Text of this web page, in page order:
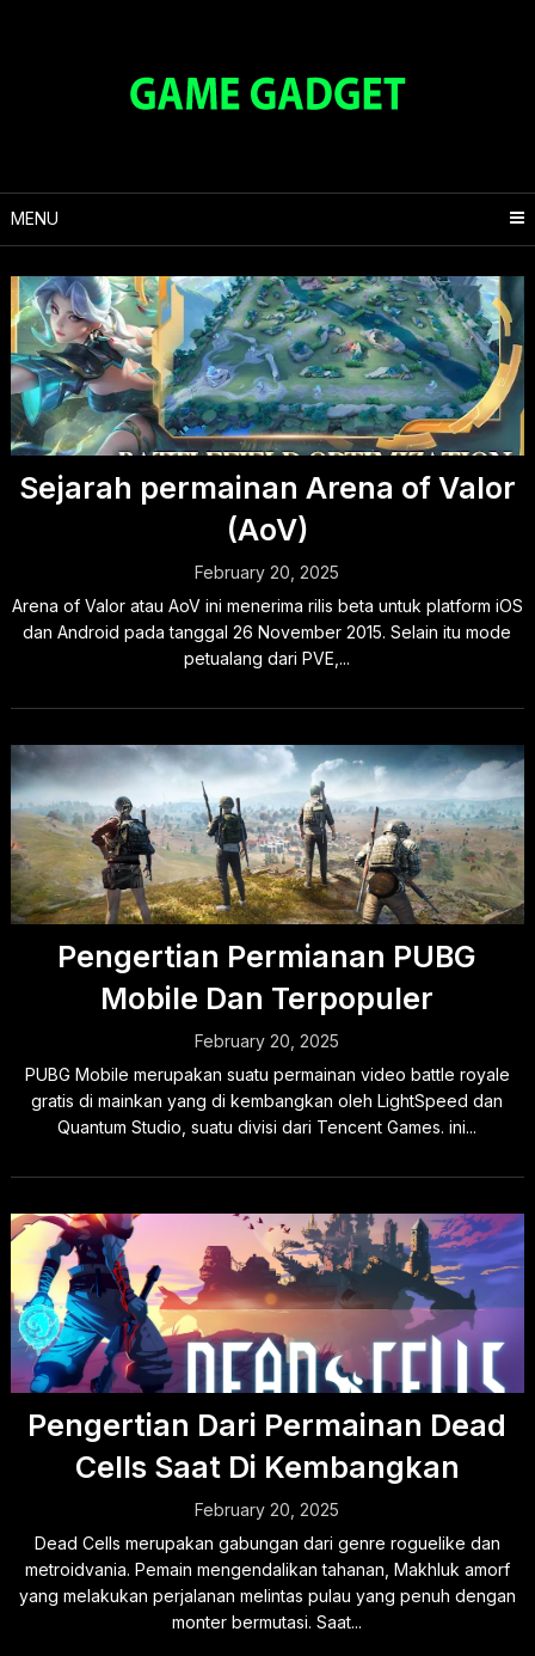
MENU
Sejarah permainan Arena of Valor
(AoV)
February 20, 2025
Arena of Valor atau AoV ini menerima rilis beta untuk platform iOS
dan Android pada tanggal 26 November 2015. Selain itu mode
petualang dari PVE,...
Pengertian Permianan PUBG
Mobile Dan Terpopuler
February 20, 2025
PUBG Mobile merupakan suatu permainan video battle royale
gratis di mainkan yang di kembangkan oleh LightSpeed dan
Quantum Studio, suatu divisi dari Tencent Games. ini...
Pengertian Dari Permainan Dead
Cells Saat Di Kembangkan
February 20, 2025
Dead Cells merupakan gabungan dari genre roguelike dan
metroidvania. Pemain mengendalikan tahanan, Makhluk amorf
yang melakukan perjalanan melintas pulau yang penuh dengan
monter bermutasi. Saat...